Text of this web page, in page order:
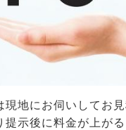
現地にお伺いしてお
提示後に料金が上が